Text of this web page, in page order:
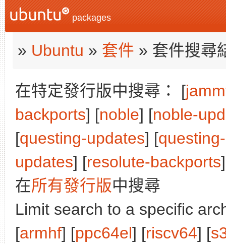
packages
» Ubuntu » 套件 » 套件搜尋
在特定發行版中搜尋： [
backports] [noble] [noble-
[questing-updates] [
updates] [resolute-backports
在所有發行版中搜尋
Limit search to a specific
[armhf] [ppc64el] [riscv64] [